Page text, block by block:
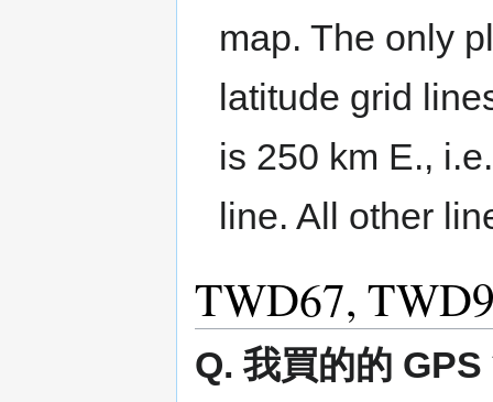
map. The only
latitude grid
is 250 km E.,
line. All other
TWD67,
Q. 我買的的